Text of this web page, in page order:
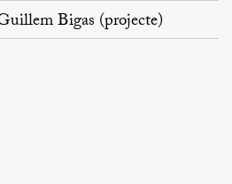
Bigas (projecte)